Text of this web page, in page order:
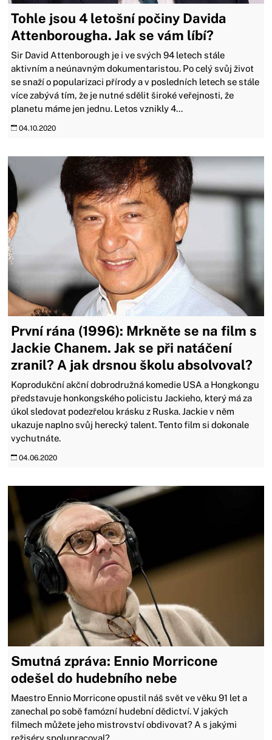
Tohle jsou 4 letošní počiny Davida
Attenborougha. Jak se vám líbí?
Sir David Attenborough je i ve svých 94 letech stále
aktivním a neúnavným dokumentaristou. Po celý svůj život
se snaží o popularizaci přírody a v posledních letech se stále
více zabývá tím, že je nutné sdělit široké veřejnosti, že
planetu máme jen jednu. Letos vznikly 4...
04.10.2020
První rána (1996): Mrkněte se na film s
Jackie Chanem. Jak se při natáčení
zranil? A jak drsnou školu absolvoval?
Koprodukční akční dobrodružná komedie USA a Hongkongu
představuje honkongského policistu Jackieho, který má za
úkol sledovat podezřelou krásku z Ruska. Jackie v něm
ukazuje naplno svůj herecký talent. Tento film si dokonale
vychutnáte.
04.06.2020
Smutná zpráva: Ennio Morricone
odešel do hudebního nebe
Maestro Ennio Morricone opustil náš svět ve věku 91 let a
zanechal po sobě famózní hudební dědictví. V jakých
filmech můžete jeho mistrovství obdivovat? A s jakými
režiséry spolupracoval?